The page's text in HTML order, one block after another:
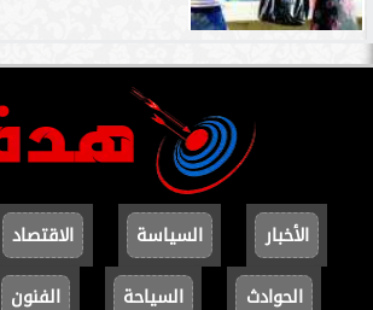
الأخبار السياسة الاقتصاد
الحوادث
السياحة الفنون